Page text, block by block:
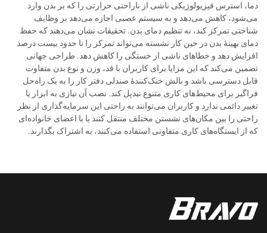
دما، استرس فیزیولوژیکی ناشی از ناراحتی حرارتی را که بر بدن وارد
می‌شود، کاهش می‌دهد و به سیستم عصبی اجازه می‌دهد بر وظایف
شناختی تمرکز کند، نه تنظیم دمای بدن. تحقیقات نشان می‌دهند که حفظ
دمای بهینهٔ بدن در حین کار نشسته می‌تواند تمرکز را تا حدود بیست درصد
افزایش دهد و خطاهای ناشی از خستگی را کاهش دهد. طراحی جهانی
تضمین می‌کند که این مزایا برای کاربران با قد، وزن و نوع بدن متفاوت
قابل دسترسی باشد و بالش خنک‌کنندهٔ صندلی دفتر کار را به یک راه‌حل
فراگیر برای محیط‌های کاری متنوع تبدیل کند. نصب آن نیازی به ابزار یا
تغییر دائمی ندارد و کاربران می‌توانند به راحتی این سرمایه‌گذاری از نظر
راحتی را بین مکان‌های نشستن مختلف منتقل کنند یا با اعضای خانواده‌ای
که از ایستگاه‌های کاری متفاوتی استفاده می‌کنند، به اشتراک بگذارند.